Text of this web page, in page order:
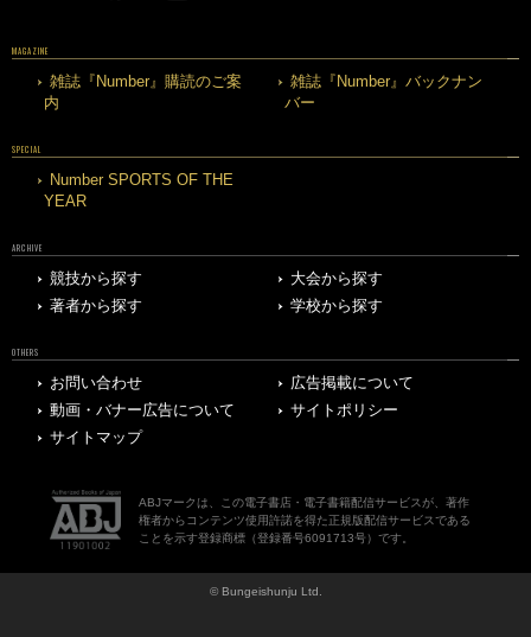
MAGAZINE
雑誌『Number』購読のご案
内
雑誌『Number』バックナン
バー
SPECIAL
Number SPORTS OF THE
YEAR
ARCHIVE
競技から探す
大会から探す
著者から探す
学校から探す
OTHERS
お問い合わせ
広告掲載について
動画・バナー広告について
サイトポリシー
サイトマップ
ABJマークは、この電子書店・電子書籍配信サービスが、著作
権者からコンテンツ使用許諾を得た正規版配信サービスである
ことを示す登録商標（登録番号6091713号）です。
© Bungeishunju Ltd.